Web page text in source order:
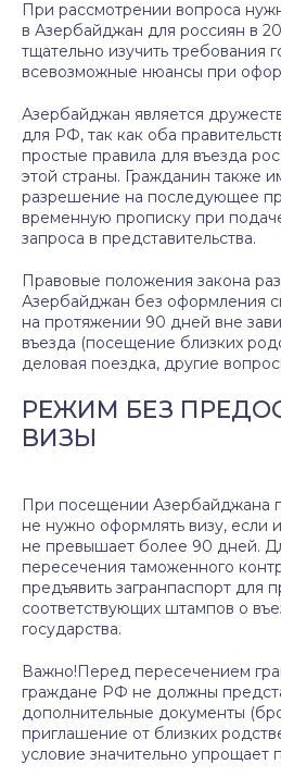
При рассмотрении вопроса
в Азербайджан для россиян в
тщательно изучить требования
всевозможные нюансы при
Азербайджан является
для РФ, так как оба
простые правила для въезда
этой страны. Гражданин также
разрешение на последующее
временную прописку при
запроса в представительства.
Правовые положения закона
Азербайджан без оформления
на протяжении 90 дней вне
въезда (посещение близких
деловая поездка, другие
РЕЖИМ БЕЗ
ВИЗЫ
При посещении Азербайджана
не нужно оформлять визу, если
не превышает более 90 дней.
пересечения таможенного
предъявить загранпаспорт для
соответствующих штампов о
государства.
Важно!Перед пересечением
граждане РФ не должны
дополнительные документы
приглашение от близких
условие значительно упрощает